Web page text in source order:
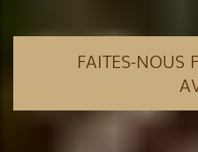
FAITES-NOUS